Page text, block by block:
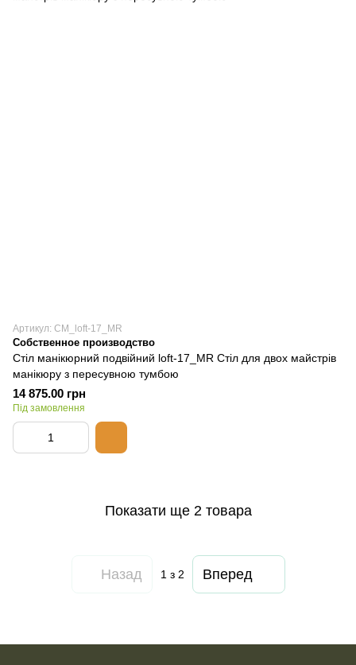
Артикул: СМ_loft-17_MR
Собственное производство
Стіл манікюрний подвійний loft-17_MR Стіл для двох майстрів
манікюру з пересувною тумбою
14 875.00 грн
Під замовлення
Показати ще 2 товара
Назад 1 з 2 Вперед